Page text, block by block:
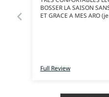
BOSSER LA SAISON
ET GRACE A MES ARO
Full Review